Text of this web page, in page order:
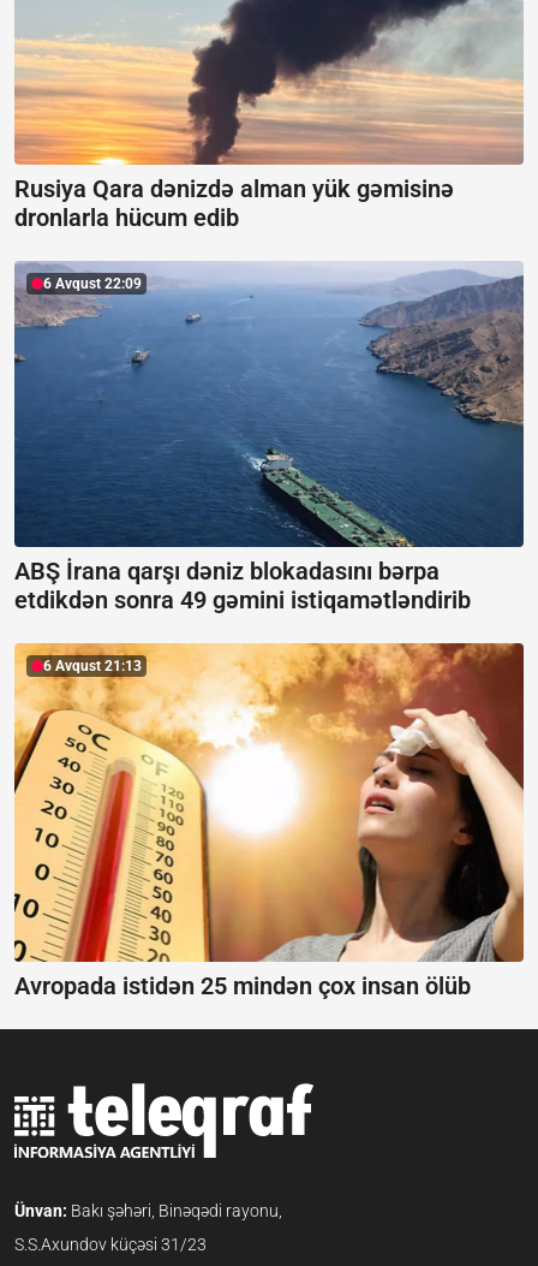
Rusiya Qara dənizdə alman yük gəmisinə
dronlarla hücum edib
6 Avqust 22:09
ABŞ İrana qarşı dəniz blokadasını bərpa
etdikdən sonra 49 gəmini istiqamətləndirib
6 Avqust 21:13
Avropada istidən 25 mindən çox insan ölüb
Ünvan: Bakı şəhəri, Binəqədi rayonu,
S.S.Axundov küçəsi 31/23